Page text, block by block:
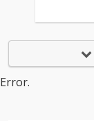
Error.